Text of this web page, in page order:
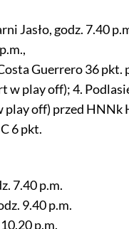
Jasło, godz. 7.40
Guerrero 36
w play off); 4.
play off) przed
6 pkt.
7.40 p.m.
9.40 p.m.
p.m.